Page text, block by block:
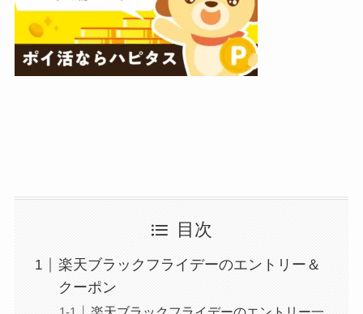
目次
楽天ブラックフライデーのエントリー＆
クーポン